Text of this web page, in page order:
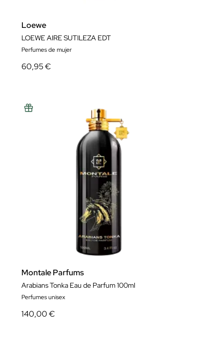
Loewe
LOEWE AIRE SUTILEZA EDT
Perfumes de mujer
60,95 €
Montale Parfums
Arabians Tonka Eau de Parfum 100ml
Perfumes unisex
140,00 €